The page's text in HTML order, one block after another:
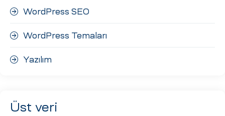
WordPress SEO
WordPress Temaları
Yazılım
Üst veri